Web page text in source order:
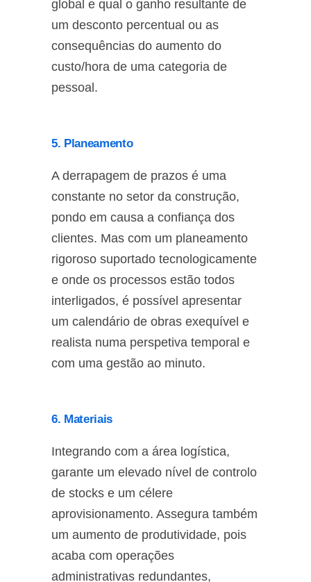
global e qual o ganho resultante de
um desconto percentual ou as
consequências do aumento do
custo/hora de uma categoria de
pessoal.
5. Planeamento
A derrapagem de prazos é uma
constante no setor da construção,
pondo em causa a confiança dos
clientes. Mas com um planeamento
rigoroso suportado tecnologicamente
e onde os processos estão todos
interligados, é possível apresentar
um calendário de obras exequível e
realista numa perspetiva temporal e
com uma gestão ao minuto.
6. Materiais
Integrando com a área logística,
garante um elevado nível de controlo
de stocks e um célere
aprovisionamento. Assegura também
um aumento de produtividade, pois
acaba com operações
administrativas redundantes,